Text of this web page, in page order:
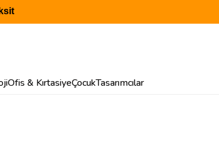
Ofis & KırtasiyeÇocukTasarımcılar